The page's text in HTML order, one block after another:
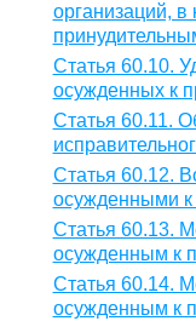
организаций,
Статья 60.10.
осужденных к
Статья 60.11.
Статья 60.12.
осужденными к
Статья 60.13.
осужденным к
Статья 60.14.
осужденным к